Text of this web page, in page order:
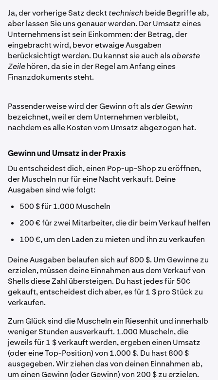
Ja, der vorherige Satz deckttechnischbeide Begriffe ab,
aber lassen Sie uns genauer werden. Der Umsatzeines
Unternehmens ist sein Einkommen: der Betrag, der
eingebracht wird, bevor etwaige Ausgaben
berücksichtigt werden. Du kannst sie auch alsoberste
Zeilehören, da sie in der Regel am Anfang eines
Finanzdokuments steht.
Passenderweise wird der Gewinn oft alsder Gewinn
bezeichnet, weil er dem Unternehmen verbleibt,
nachdem es alle Kosten vom Umsatz abgezogen hat.
Gewinn und Umsatz in der Praxis
Du entscheidest dich, einen Pop-up-Shop zu eröffnen,
der Muscheln nur für eine Nacht verkauft. Deine
Ausgaben sind wie folgt:
500 $ für 1.000 Muscheln
200 € für zwei Mitarbeiter, die dir beim Verkauf helfen
100 €, um den Laden zu mieten und ihn zu verkaufen
Deine Ausgaben belaufen sich auf 800 $. Um Gewinne zu
erzielen, müssen deine Einnahmen aus dem Verkauf von
Shells diese Zahl übersteigen. Du hast jedes für 50¢
gekauft, entscheidest dich aber, es für 1 $ pro Stück zu
verkaufen.
Zum Glück sind die Muscheln ein Riesenhit und innerhalb
weniger Stunden ausverkauft. 1.000 Muscheln, die
jeweils für 1 $ verkauft werden, ergeben einen Umsatz
(oder eine Top-Position) von 1.000 $. Du hast 800 $
ausgegeben. Wir ziehen das von deinen Einnahmen ab,
um einen Gewinn (oder Gewinn) von 200 $ zu erzielen.